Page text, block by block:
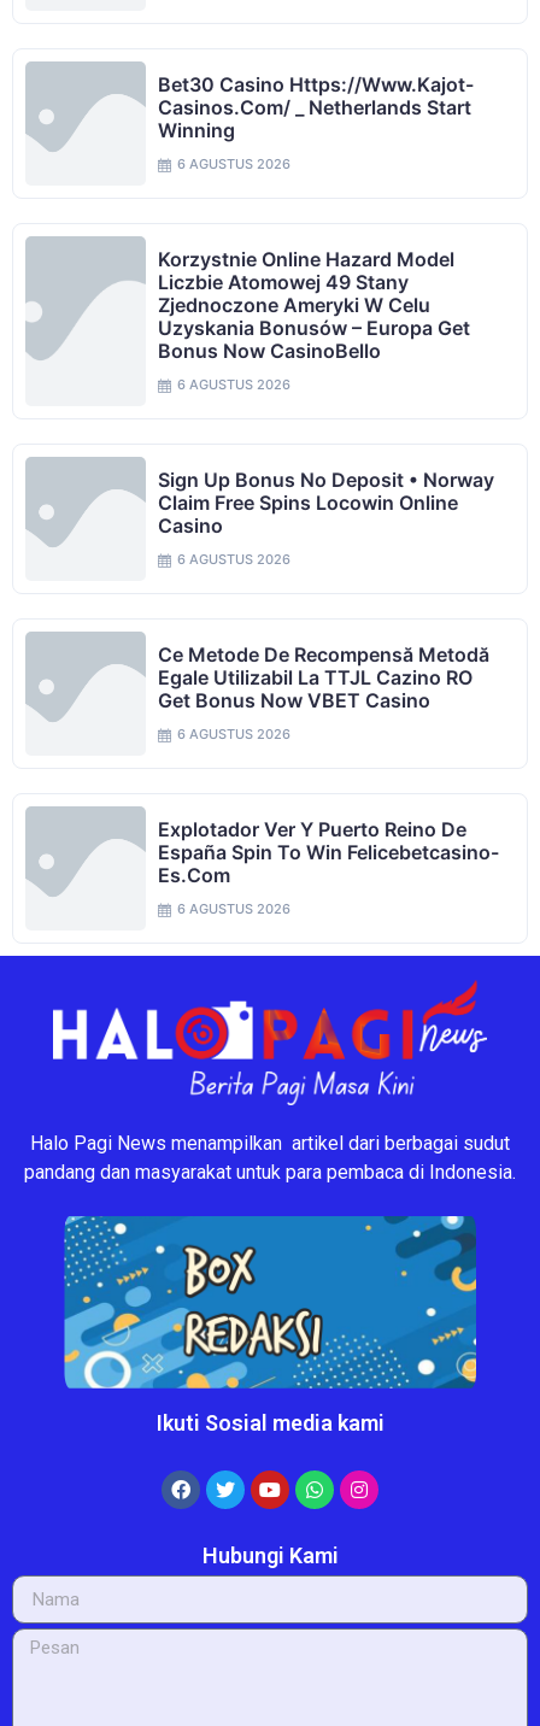
Bet30 Casino Https://www.kajot-
Casinos.com/ _ Netherlands Start
Winning
6 AGUSTUS 2026
Korzystnie Online Hazard Model
Liczbie Atomowej 49 Stany
Zjednoczone Ameryki W Celu
Uzyskania Bonusów – Europa Get
Bonus Now CasinoBello
6 AGUSTUS 2026
Sign Up Bonus No Deposit • Norway
Claim Free Spins Locowin Online
Casino
6 AGUSTUS 2026
Ce Metode De Recompensă Metodă
Egale Utilizabil La TTJL Cazino RO
Get Bonus Now VBET Casino
6 AGUSTUS 2026
Explotador Ver Y Puerto Reino De
España Spin To Win Felicebetcasino-
Es.com
6 AGUSTUS 2026
Halo Pagi News menampilkan artikel dari berbagai sudut
pandang dan masyarakat untuk para pembaca di Indonesia.
Ikuti Sosial media kami
Hubungi Kami